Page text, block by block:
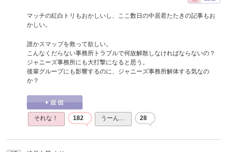
マッチの紅白トリもおかしいし、ここ数日の中居君たたきの記事もお
かしい。
誰かスマップを救って欲しい。
こんなくだらない事務所トラブルで何故解散しなければならないの？
ジャニーズ事務所にも大打撃になると思う。
後輩グループにも影響するのに、ジャニーズ事務所解体する気なの
か？
それな！ 182 うーん… 28